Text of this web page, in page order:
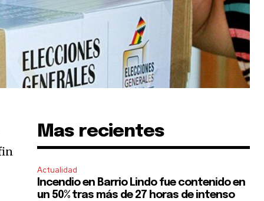
Mas recientes
Actualidad
Incendio en Barrio Lindo fue contenido en
un 50% tras más de 27 horas de intenso